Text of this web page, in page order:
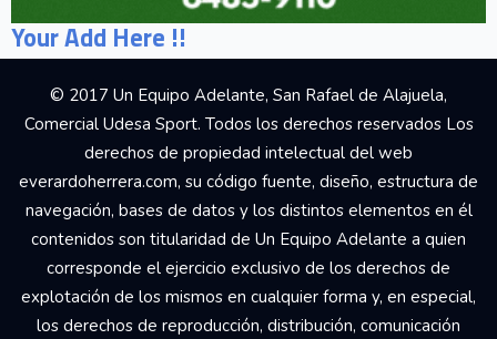
Your Add Here !!
© 2017 Un Equipo Adelante, San Rafael de Alajuela,
Comercial Udesa Sport. Todos los derechos reservados Los
derechos de propiedad intelectual del web
everardoherrera.com, su código fuente, diseño, estructura de
navegación, bases de datos y los distintos elementos en él
contenidos son titularidad de Un Equipo Adelante a quien
corresponde el ejercicio exclusivo de los derechos de
explotación de los mismos en cualquier forma y, en especial,
los derechos de reproducción, distribución, comunicación